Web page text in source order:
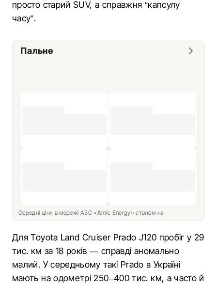
просто старий SUV, а справжня “капсулу
часу”.
Пальне
Середні ціни в мережі АЗС «Amic Energy» станом на
Для Toyota Land Cruiser Prado J120 пробіг у 29
тис. км за 18 років — справді аномально
малий. У середньому такі Prado в Україні
мають на одометрі 250–400 тис. км, а часто й